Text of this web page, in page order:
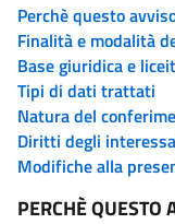
Perchè questo
Finalità e modalità
Base giuridica e
Tipi di dati trattati
Natura del
Diritti degli
Modifiche alla
PERCHÈ QUESTO